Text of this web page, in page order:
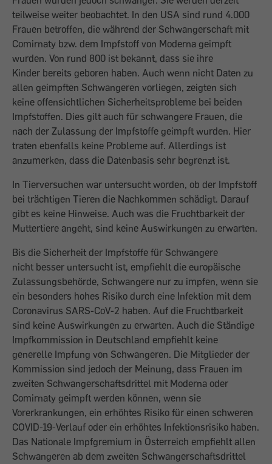
teilweise weiter beobachtet. In den USA sind rund 4.000
Frauen betroffen, die während der Schwangerschaft mit
Comirnaty bzw. dem Impfstoff von Moderna geimpft
wurden. Von rund 800 ist bekannt, dass sie ihre
Kinder bereits geboren haben. Auch wenn nicht Daten zu
allen geimpften Schwangeren vorliegen, zeigten sich
keine offensichtlichen Sicherheitsprobleme bei beiden
Impfstoffen. Dies gilt auch für schwangere Frauen, die
nach der Zulassung der Impfstoffe geimpft wurden. Hier
traten ebenfalls keine Probleme auf. Allerdings ist
anzumerken, dass die Datenbasis sehr begrenzt ist.
In Tierversuchen war untersucht worden, ob der Impfstoff
bei trächtigen Tieren die Nachkommen schädigt. Darauf
gibt es keine Hinweise. Auch was die Fruchtbarkeit der
Muttertiere angeht, sind keine Auswirkungen zu erwarten.
Bis die Sicherheit der Impfstoffe für Schwangere
nicht besser untersucht ist, empfiehlt die europäische
Zulassungsbehörde, Schwangere nur zu impfen, wenn sie
ein besonders hohes Risiko durch eine Infektion mit dem
Coronavirus SARS-CoV-2 haben. Auf die Fruchtbarkeit
sind keine Auswirkungen zu erwarten. Auch die Ständige
Impfkommission in Deutschland empfiehlt keine
generelle Impfung von Schwangeren. Die Mitglieder der
Kommission sind jedoch der Meinung, dass Frauen im
zweiten Schwangerschaftsdrittel mit Moderna oder
Comirnaty geimpft werden können, wenn sie
Vorerkrankungen, ein erhöhtes Risiko für einen schweren
COVID-19-Verlauf oder ein erhöhtes Infektionsrisiko haben.
Das Nationale Impfgremium in Österreich empfiehlt allen
Schwangeren ab dem zweiten Schwangerschaftsdrittel